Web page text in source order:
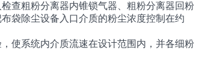
查粗粉分离器内锥锁气器、粗粉分离器回粉
袋除尘设备入口介质的粉尘浓度控制在约
使系统内介质流速在设计范围内，并各细粉